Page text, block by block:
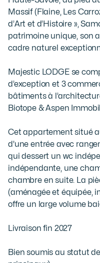
Massif (Flaine, Les
d’Art et d’Histoire »,
patrimoine unique, son
cadre naturel
Majestic LODGE se
d’exception et 3
bâtiments à
Biotope & Aspen
Cet appartement situé
d'une entrée avec
qui dessert un wc
indépendante, une
chambre en suite. La
(aménagée et équipée,
offre un large volume
Livraison fin 2027
Bien soumis au statut